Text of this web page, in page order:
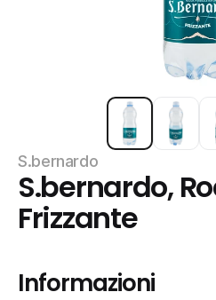
S.bernardo
S.bernardo,
Frizzante
Informazioni